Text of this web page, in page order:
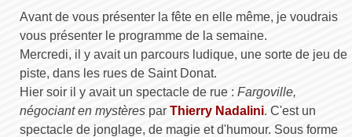
Avant de vous présenter la fête en elle même, je voudrais
vous présenter le programme de la semaine.
Mercredi, il y avait un parcours ludique, une sorte de jeu de
piste, dans les rues de Saint Donat.
Hier soir il y avait un spectacle de rue : Fargoville,
négociant en mystères par Thierry Nadalini. C'est un
spectacle de jonglage, de magie et d'humour. Sous forme